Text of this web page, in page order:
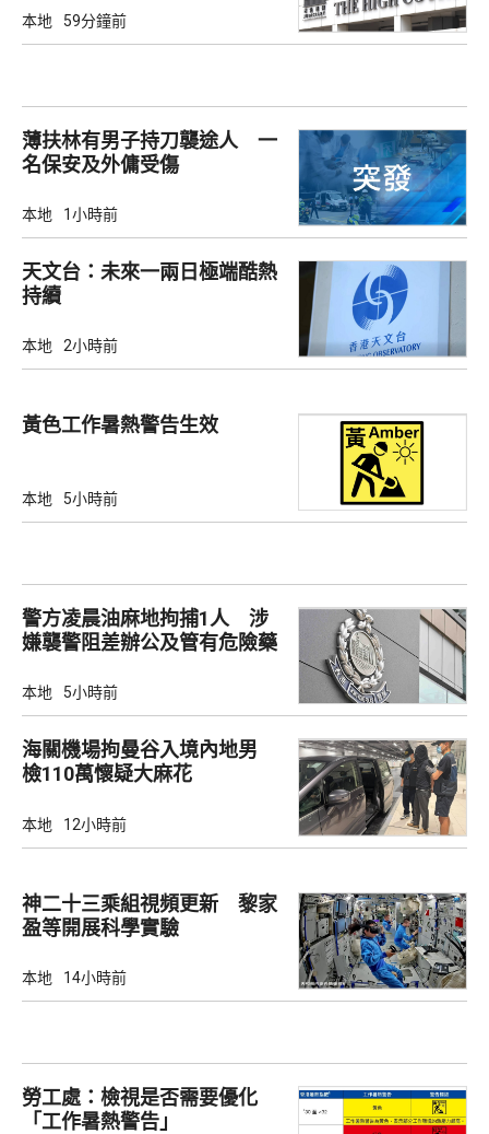
本地 59分鐘前
薄扶林有男子持刀襲途人 一
名保安及外傭受傷
本地 1小時前
天文台：未來一兩日極端酷熱
持續
本地 2小時前
黃色工作暑熱警告生效
本地 5小時前
警方凌晨油麻地拘捕1人 涉
嫌襲警阻差辦公及管有危險藥
本地 5小時前
海關機場拘曼谷入境內地男
檢110萬懷疑大麻花
本地 12小時前
神二十三乘組視頻更新 黎家
盈等開展科學實驗
本地 14小時前
勞工處：檢視是否需要優化
「工作暑熱警告」